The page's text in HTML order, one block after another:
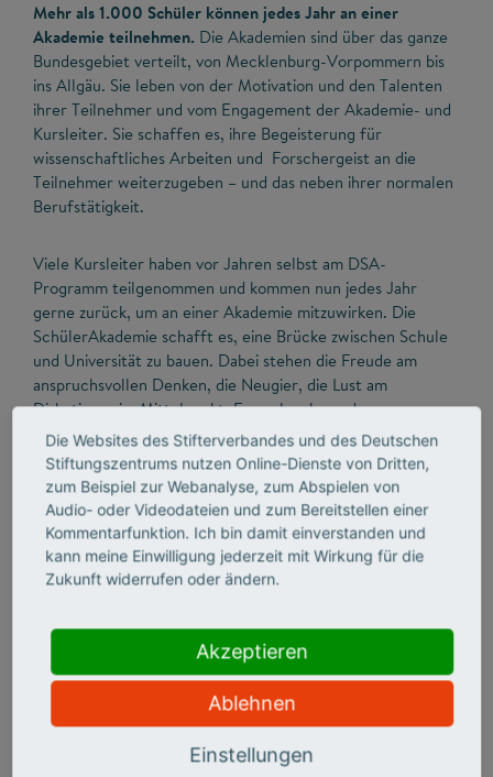
Mehr als 1.000 Schüler können jedes Jahr an einer
Akademie teilnehmen. Die Akademien sind über das ganze
Bundesgebiet verteilt, von Mecklenburg-Vorpommern bis
ins Allgäu. Sie leben von der Motivation und den Talenten
ihrer Teilnehmer und vom Engagement der Akademie- und
Kursleiter. Sie schaffen es, ihre Begeisterung für
wissenschaftliches Arbeiten und Forschergeist an die
Teilnehmer weiterzugeben – und das neben ihrer normalen
Berufstätigkeit.
Viele Kursleiter haben vor Jahren selbst am DSA-
Programm teilgenommen und kommen nun jedes Jahr
gerne zurück, um an einer Akademie mitzuwirken. Die
SchülerAkademie schafft es, eine Brücke zwischen Schule
und Universität zu bauen. Dabei stehen die Freude am
anspruchsvollen Denken, die Neugier, die Lust am
Diskutieren im Mittelpunkt. Formelpauken oder
Frontalunterricht stehen bei den Akademien nicht im
Fokus. Freundschaften, die bei der DSA entstehen, reichen
oft weit über die Sommerferien hinaus.
Die Websites des Stifterverbandes und des Deutschen
Stiftungszentrums nutzen Online-Dienste von Dritten,
zum Beispiel zur Webanalyse, zum Abspielen von
Audio- oder Videodateien und zum Bereitstellen einer
Kommentarfunktion. Ich bin damit einverstanden und
kann meine Einwilligung jederzeit mit Wirkung für die
Zukunft widerrufen oder ändern.
Akzeptieren
Ablehnen
Einstellungen